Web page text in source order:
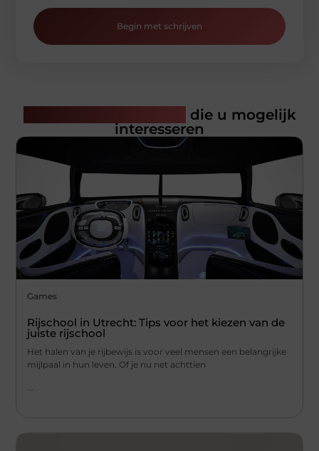
Begin met schrijven
die u mogelijk
interesseren
Games
Rijschool in Utrecht: Tips voor het kiezen van de
juiste rijschool
Het halen van je rijbewijs is voor veel mensen een belangrijke
mijlpaal in hun leven. Of je nu net achttien
...